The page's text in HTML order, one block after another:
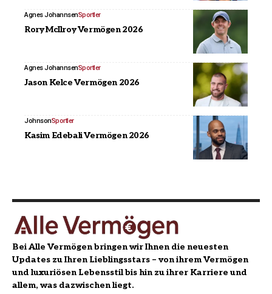
Agnes JohannsenSportler
Rory McIlroy Vermögen 2026
Agnes JohannsenSportler
Jason Kelce Vermögen 2026
JohnsonSportler
Kasim Edebali Vermögen 2026
Bei Alle Vermögen bringen wir Ihnen die neuesten
Updates zu Ihren Lieblingsstars – von ihrem Vermögen
und luxuriösen Lebensstil bis hin zu ihrer Karriere und
allem, was dazwischen liegt.